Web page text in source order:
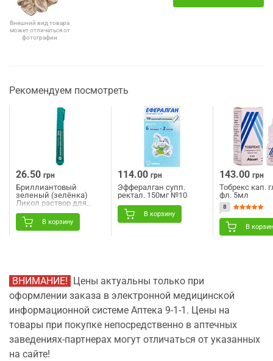
Внешний вид товара
может отличаться от
фотографии
Рекомендуем посмотреть
26.50 грн
Бриллиантовый
зеленый (зелёнка)
Ликол раствор для
спиртовой 1% флакон-
карандаш 5 мл
В корзину
114.00 грн
Эффералган супп.
ректал. 150мг №10
В корзину
143.00 грн
Тобрекс кап.
фл. 5мл
8
В
ВНИМАНИЕ!
Цены актуальны только при
оформлении заказа в электронной медицинской
информационной системе Аптека 9-1-1. Цены на
товары при покупке непосредственно в аптечных
заведениях-партнерах могут отличаться от указанных
на сайте!